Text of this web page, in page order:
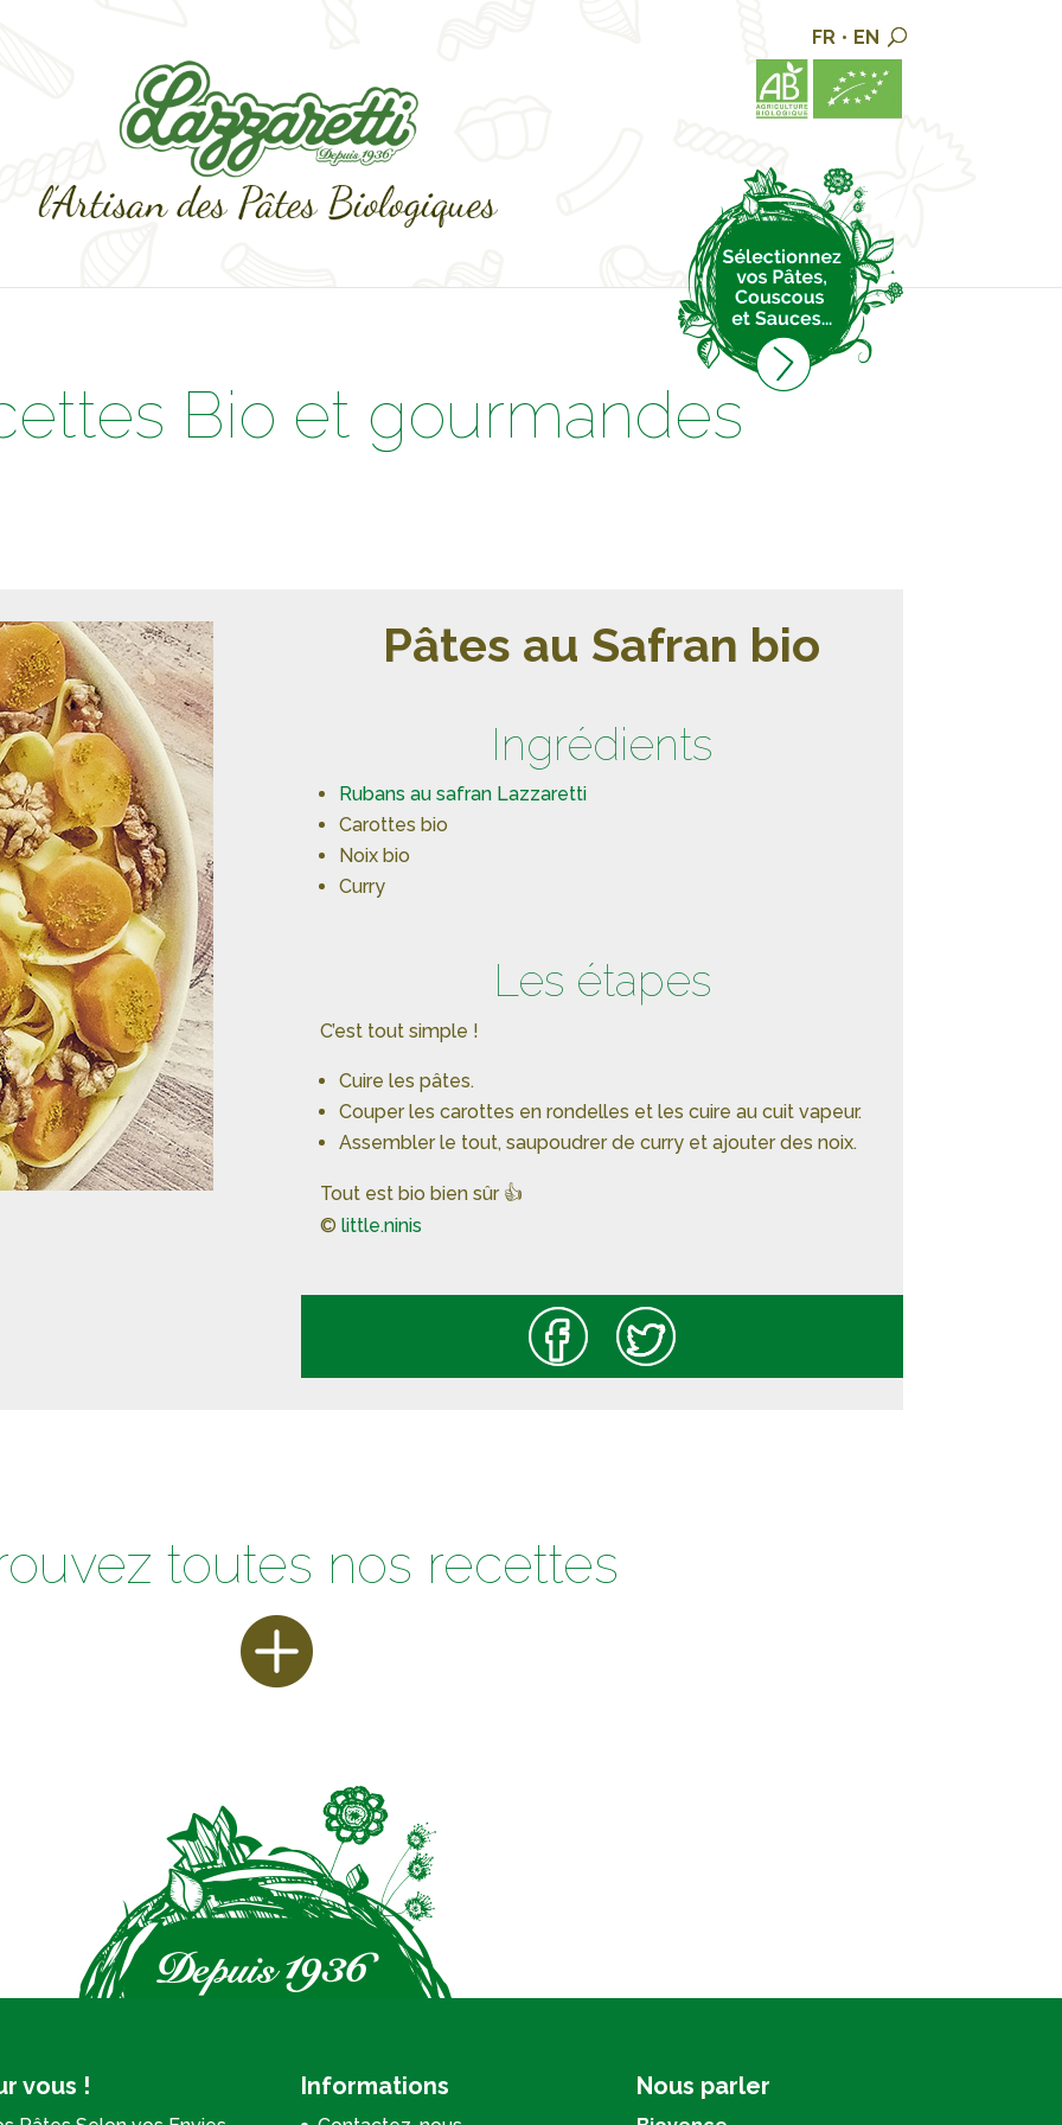
FR • EN
Bio et gourmandes
Pâtes au Safran bio
Ingrédients
Rubans au safran Lazzaretti
Carottes bio
Noix bio
Curry
Les étapes
C’est tout simple !
Cuire les pâtes.
Couper les carottes en rondelles et les cuire au cuit vapeur.
Assembler le tout, saupoudrer de curry et ajouter des noix.
Tout est bio bien sûr 👍
© little.ninis
toutes nos recettes
vous ! Informations Nous parler